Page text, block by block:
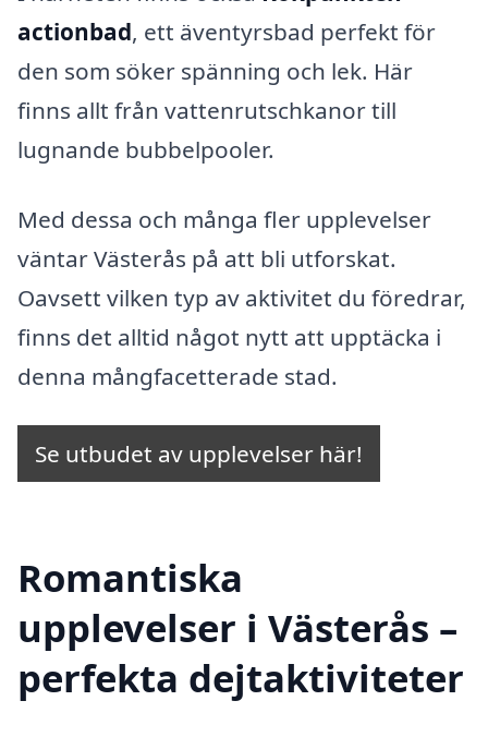
actionbad, ett äventyrsbad perfekt för
den som söker spänning och lek. Här
finns allt från vattenrutschkanor till
lugnande bubbelpooler.
Med dessa och många fler upplevelser
väntar Västerås på att bli utforskat.
Oavsett vilken typ av aktivitet du föredrar,
finns det alltid något nytt att upptäcka i
denna mångfacetterade stad.
Se utbudet av upplevelser här!
Romantiska
upplevelser i Västerås –
perfekta dejtaktiviteter